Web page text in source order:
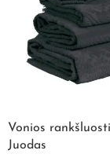
Vonios
Juodas